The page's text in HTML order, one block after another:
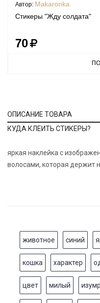
Автор: Makaronka
Стикеры "Жду солдата"
70
ОПИСАНИЕ ТОВАРА
КУДА КЛЕИТЬ СТИКЕРЫ?
яркая наклейка с
волосами, которая держит
животное синий
кошка характер
цвет милый